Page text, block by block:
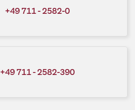
+49 711 - 2582-0
+49 711 - 2582-390